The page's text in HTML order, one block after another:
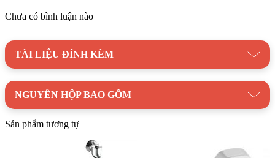
Ưu điểm bồn tiểu nam American
Tiết kiệm nước
Thiết kế hiện đại, sang trọng
Bồn Tiểu Nam American Standard VF-6401 Washbrook
sự lựa chọn hoàn hảo cho những ai mong muốn sở hữu một
Chưa có bình luận nào
TÀI LIỆU ĐÍNH KÈM
NGUYÊN HỘP BAO GỒM
Sản phẩm tương tự